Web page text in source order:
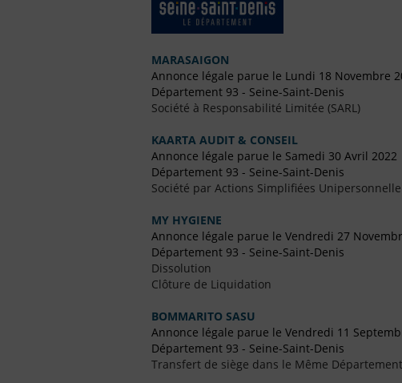
MARASAIGON
Annonce légale parue le Lundi 18 Novembre
Département 93 - Seine-Saint-Denis
Société à Responsabilité Limitée (SARL)
KAARTA AUDIT & CONSEIL
Annonce légale parue le Samedi 30 Avril 2022
Département 93 - Seine-Saint-Denis
Société par Actions Simplifiées Unipersonnelle
MY HYGIENE
Annonce légale parue le Vendredi 27
Département 93 - Seine-Saint-Denis
Dissolution
Clôture de Liquidation
BOMMARITO SASU
Annonce légale parue le Vendredi 11
Département 93 - Seine-Saint-Denis
Transfert de siège dans le Même Département